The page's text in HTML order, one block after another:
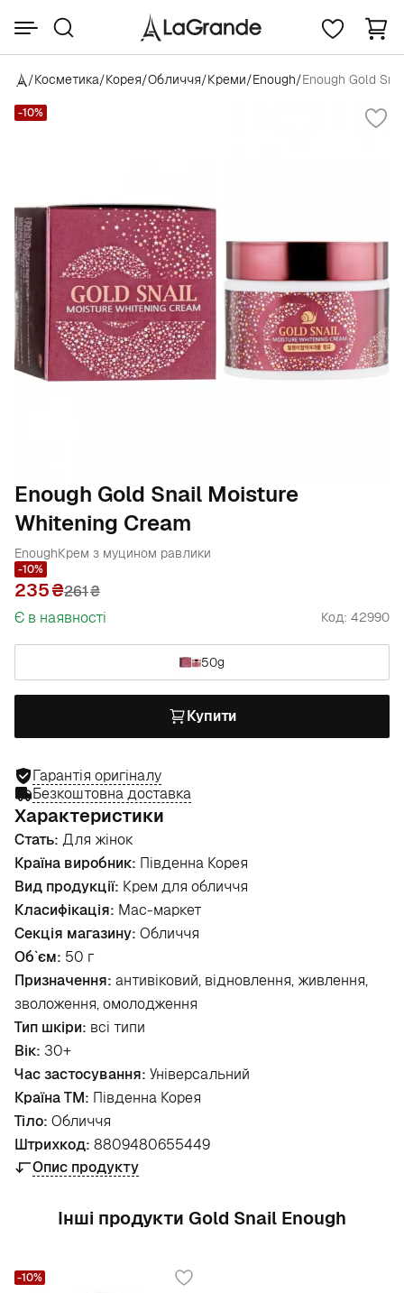
/Косметика/Корея/Обличчя/Креми/Enough/Enough Gold
-10%
Enough Gold Snail Moisture
Whitening Cream
EnoughКрем з муцином равлики
-10%
235 261₴
Є в наявності
Код: 42990
50g
Купити
Гарантія оригіналу
Безкоштовна доставка
Характеристики
Стать: Для жінок
Країна виробник: Південна Корея
Вид продукції: Крем для обличчя
Класифікація: Мас-маркет
Секція магазину: Обличчя
Об`єм: 50 г
Призначення: антивіковий, відновлення, живлення,
зволоження, омолодження
Тип шкіри: всі типи
Вік: 30+
Час застосування: Універсальний
Країна ТМ: Південна Корея
Тіло: Обличчя
Штрихкод: 8809480655449
Опис продукту
Інші продукти Gold Snail Enough
-10%